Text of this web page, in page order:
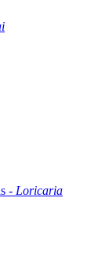
- Loricaria